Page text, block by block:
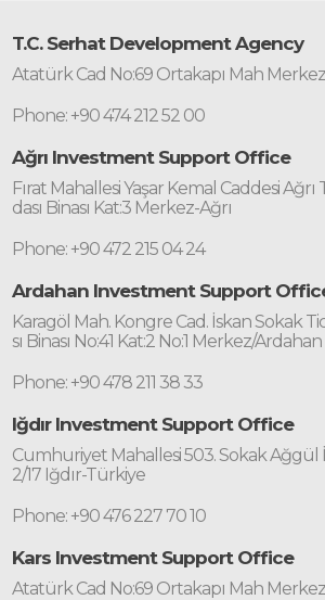
T.C. Serhat Development Agency
Atatürk Cad No:69 Ortakapı Mah
Phone: +90 474 212 52 00
Ağrı Investment Support Office
Fırat Mahallesi Yaşar Kemal Caddesi Ağrı
dası Binası Kat:3 Merkez-Ağrı
Phone: +90 472 215 04 24
Ardahan Investment Support
Karagöl Mah. Kongre Cad. İskan Sokak
sı Binası No:41 Kat:2 No:1 Merkez/Ardahan
Phone: +90 478 211 38 33
Iğdır Investment Support Office
Cumhuriyet Mahallesi 503. Sokak Ağgül
2/17 Iğdır-Türkiye
Phone: +90 476 227 70 10
Kars Investment Support Office
Atatürk Cad No:69 Ortakapı Mah